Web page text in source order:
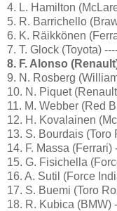
4. L. Hamilton
5. R. Barrichello
6. K. Räikkönen
7. T. Glock (Toyota)
8. F. Alonso
9. N. Rosberg
10. N. Piquet
11. M. Webber (Red
12. H. Kovalainen
13. S. Bourdais (Toro
14. F. Massa (Ferrari)
15. G. Fisichella
16. A. Sutil (Force
17. S. Buemi (Toro
18. R. Kubica (BMW)